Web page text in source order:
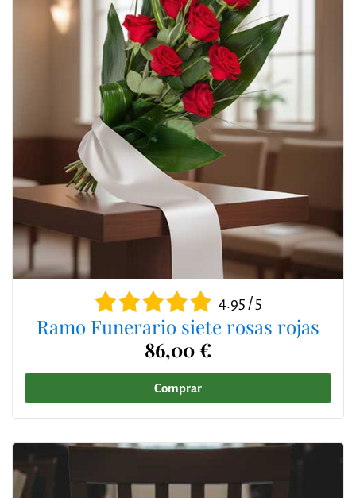
4.95 / 5
Ramo Funerario siete rosas rojas
86,00 €
Comprar